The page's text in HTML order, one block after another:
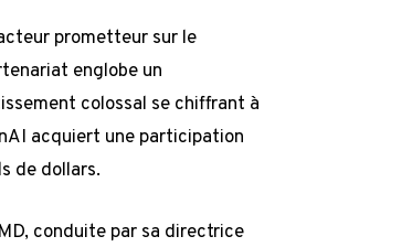
prometteur sur le
englobe un
colossal se chiffrant à
acquiert une participation
de dollars.
conduite par sa directrice